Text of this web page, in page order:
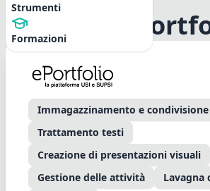
Strumenti
Formazioni
Mahara
Immagazzinamento e
Trattamento testi
Creazione di presentazioni visuali
Gestione delle attività
Lavagna